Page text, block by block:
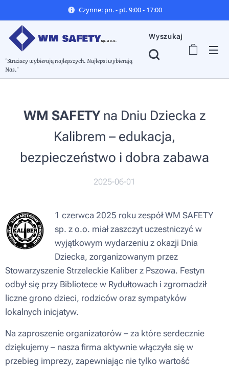
Czynne: pn. - pt. 9:00 - 17:00
"Strażacy wybierają najlepszych. Najlepsi wybierają
Nas."
Wyszukaj
WM SAFETYna Dniu Dziecka z
Kalibrem – edukacja,
bezpieczeństwo i dobra zabawa
2025-06-01
1 czerwca 2025 roku zespół WM SAFETY
sp. z o.o. miał zaszczyt uczestniczyć w
wyjątkowym wydarzeniu z okazji Dnia
Dziecka, zorganizowanym przez
Stowarzyszenie Strzeleckie Kaliber z Pszowa. Festyn
odbył się przy Bibliotece w Rydułtowach i zgromadził
liczne grono dzieci, rodziców oraz sympatyków
lokalnych inicjatyw.
Na zaproszenie organizatorów – za które serdecznie
dziękujemy – nasza firma aktywnie włączyła się w
przebieg imprezy, zapewniając nie tylko wartość